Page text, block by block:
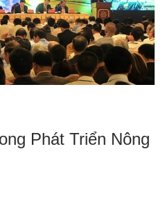
Phát Triển Nông